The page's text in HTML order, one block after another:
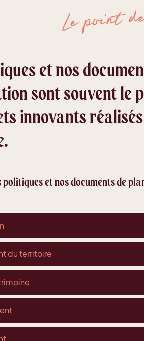
Le point
et nos
sont souvent le
innovants
politiques et nos documents de
du territoire